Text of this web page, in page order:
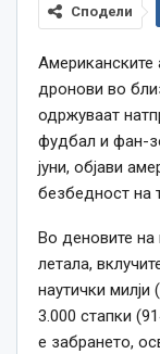
Сподели
Американските
дронови во
одржуваат
фудбал и фан-
јуни, објави
безбедност на
Во деновите на
летала,
наутички
3.000 стапки
е забрането,